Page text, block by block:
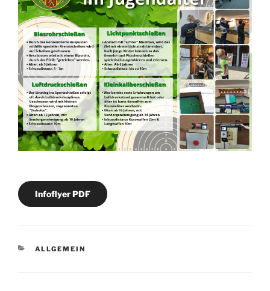
Infoflyer PDF
KATEGORIEN
ALLGEMEIN